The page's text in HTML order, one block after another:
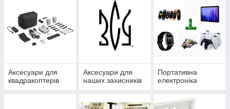
Аксесуари для
квадракоптерів
Аксесуари для
наших захисників
Портативна
електроніка